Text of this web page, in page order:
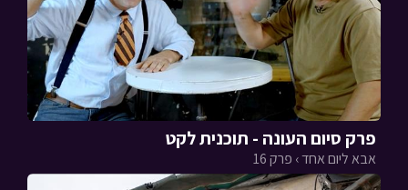
פרק סיום העונה - תוכנית לקט
אבא ליום אחד › פרק 16